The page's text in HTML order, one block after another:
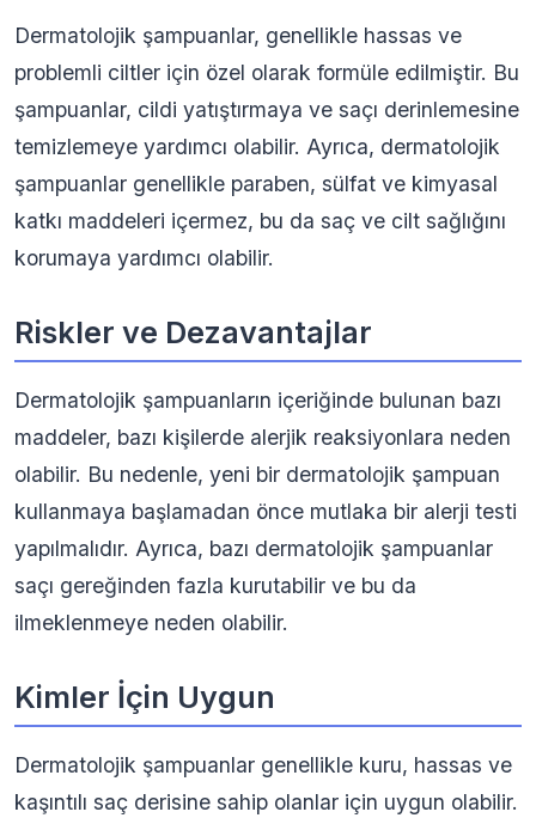
Dermatolojik şampuanlar, genellikle hassas ve
problemli ciltler için özel olarak formüle edilmiştir. Bu
şampuanlar, cildi yatıştırmaya ve saçı derinlemesine
temizlemeye yardımcı olabilir. Ayrıca, dermatolojik
şampuanlar genellikle paraben, sülfat ve kimyasal
katkı maddeleri içermez, bu da saç ve cilt sağlığını
korumaya yardımcı olabilir.
Riskler ve Dezavantajlar
Dermatolojik şampuanların içeriğinde bulunan bazı
maddeler, bazı kişilerde alerjik reaksiyonlara neden
olabilir. Bu nedenle, yeni bir dermatolojik şampuan
kullanmaya başlamadan önce mutlaka bir alerji testi
yapılmalıdır. Ayrıca, bazı dermatolojik şampuanlar
saçı gereğinden fazla kurutabilir ve bu da
ilmeklenmeye neden olabilir.
Kimler İçin Uygun
Dermatolojik şampuanlar genellikle kuru, hassas ve
kaşıntılı saç derisine sahip olanlar için uygun olabilir.